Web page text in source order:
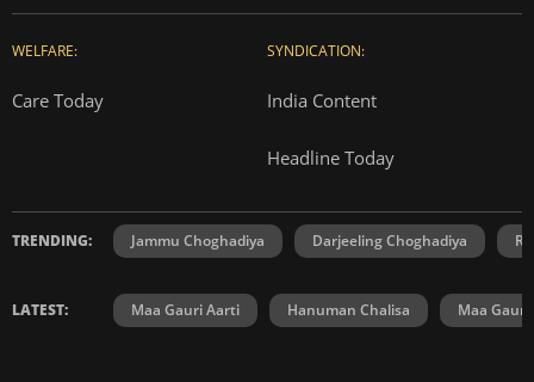
WELFARE:
Care Today
SYNDICATION:
India Content
Headline Today
TRENDING: Jammu Choghadiya Darjeeling Choghadiya
LATEST: Maa Gauri Aarti Hanuman Chalisa Maa Gauri